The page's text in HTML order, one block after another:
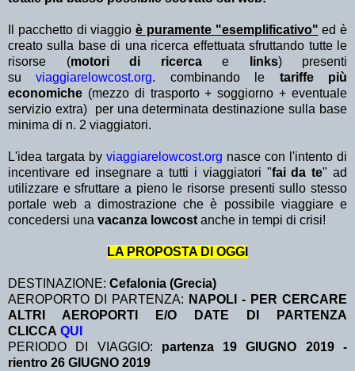
Il pacchetto di viaggio è puramente "esemplificativo" ed è
creato sulla base di una ricerca effettuata sfruttando tutte le
risorse (motori di ricerca e links) presenti
suviaggiarelowcost.org. combinando le tariffe più
economiche (mezzo di trasporto + soggiorno + eventuale
servizio extra)
per una determinata destinazione sulla base
minima di n. 2 viaggiatori.
L'idea targata by viaggiarelowcost.org nasce con l'intento di
incentivare ed insegnare a tutti i viaggiatori "fai da te" ad
utilizzare e sfruttare a pieno le risorse presenti sullo stesso
portale web a dimostrazione che è possibile viaggiare e
concedersi una vacanza lowcost anche in tempi di crisi!
LA PROPOSTA DI OGGI
DESTINAZIONE: Cefalonia (Grecia)
AEROPORTO DI PARTENZA: NAPOLI - PER CERCARE
ALTRI AEROPORTI E/O DATE DI PARTENZA
CLICCA QUI
PERIODO DI VIAGGIO: partenza 19 GIUGNO 2019 -
rientro 26 GIUGNO 2019